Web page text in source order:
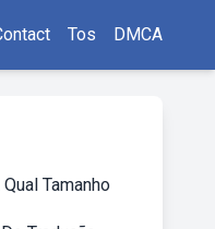
Tos DMCA
Tamanho